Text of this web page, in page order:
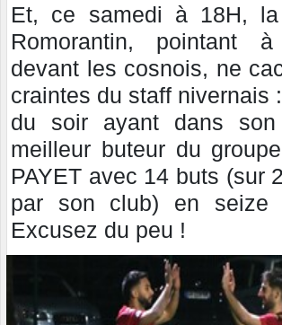
Et, ce samedi à 18H,
Romorantin, pointant
devant les cosnois, ne
craintes du staff nivernais
du soir ayant dans
meilleur buteur du
PAYET avec 14 buts (sur
par son club) en seize
Excusez du peu !